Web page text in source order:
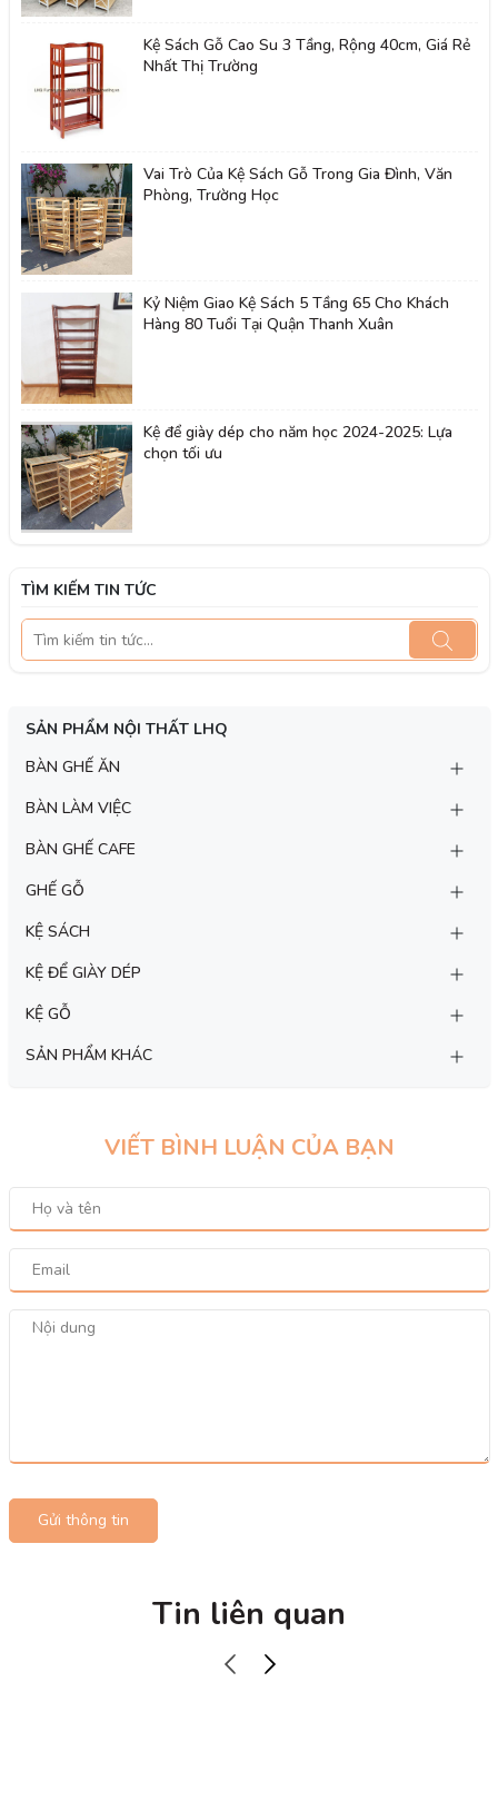
Kệ Sách Gỗ Cao Su 3 Tầng, Rộng 40cm, Giá Rẻ
Nhất Thị Trường
Vai Trò Của Kệ Sách Gỗ Trong Gia Đình, Văn
Phòng, Trường Học
Kỷ Niệm Giao Kệ Sách 5 Tầng 65 Cho Khách
Hàng 80 Tuổi Tại Quận Thanh Xuân
Kệ để giày dép cho năm học 2024-2025: Lựa
chọn tối ưu
TÌM KIẾM TIN TỨC
SẢN PHẨM NỘI THẤT LHQ
BÀN GHẾ ĂN
BÀN LÀM VIỆC
BÀN GHẾ CAFE
GHẾ GỖ
KỆ SÁCH
KỆ ĐỂ GIÀY DÉP
KỆ GỖ
SẢN PHẨM KHÁC
VIẾT BÌNH LUẬN CỦA BẠN
Gửi thông tin
Tin liên quan